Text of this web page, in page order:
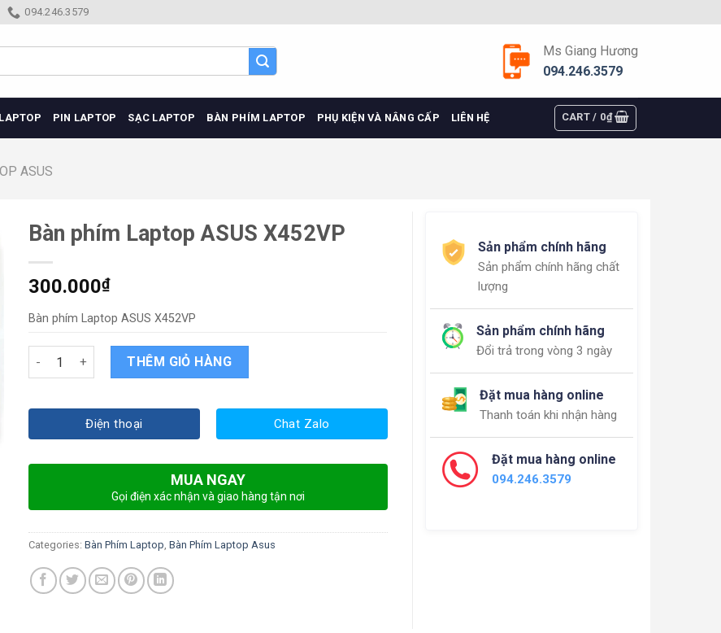
094.246.3579
Ms Giang Hương
094.246.3579
PIN LAPTOP SẠC LAPTOP BÀN PHÍM LAPTOP PHỤ KIỆN VÀ NÂNG CẤP LIÊN HỆ CART / 0₫
ASUS
Bàn phím Laptop ASUS X452VP
300.000₫
Bàn phím Laptop ASUS X452VP
Bàn phím Laptop ASUS X452VP quantity
THÊM GIỎ HÀNG
Điện thoại Chat Zalo
MUA NGAY
Gọi điện xác nhận và giao hàng tận nơi
Categories: Bàn Phím Laptop Bàn Phím Laptop Asus
Sản phẩm chính hãng
Sản phẩm chính hãng chất
lượng
Sản phẩm chính hãng
Đổi trả trong vòng 3 ngày
Đặt mua hàng online
Thanh toán khi nhận hàng
Đặt mua hàng online
094.246.3579